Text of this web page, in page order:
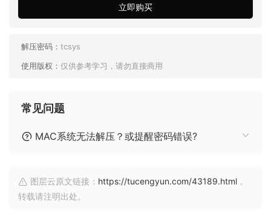
立即购买
解压密码： tcsys
使用版权： 仅供参考学习，请勿直接商用
常见问题
MAC系统无法解压？或提醒密码错误?
图层云原文链接： https://tucengyun.com/43189.html ，
转载请注明出处。